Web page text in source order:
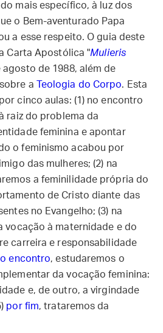
mais específico, à luz dos
o Bem-aventurado Papa
a esse respeito. O guia deste
Carta Apostólica "Mulieris
agosto de 1988, além de
a
Teologia do Corpo. Esta
cinco aulas: (1) no encontro
raiz do problema da
feminina e apontar
o feminismo acabou por
das mulheres; (2) na
a feminilidade própria do
de Cristo diante das
no Evangelho; (3) na
vocação à maternidade e do
carreira e responsabilidade
encontro, estudaremos o
da vocação feminina:
e, de outro, a virgindade
por fim, trataremos da